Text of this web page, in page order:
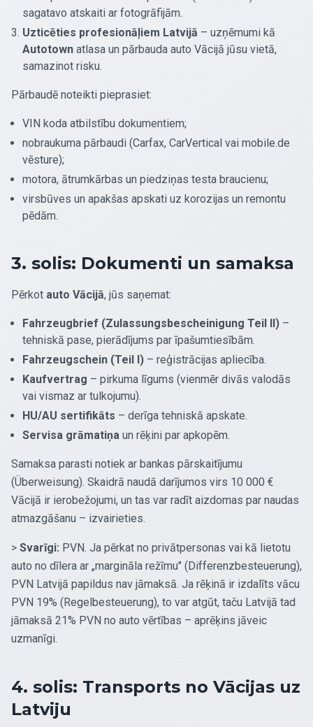
sagatavo atskaiti ar fotogrāfijām.
Uzticēties profesionāļiem Latvijā – uzņēmumi kā
Autotown atlasa un pārbauda auto Vācijā jūsu vietā,
samazinot risku.
Pārbaudē noteikti pieprasiet:
VIN koda atbilstību dokumentiem;
nobraukuma pārbaudi (Carfax, CarVertical vai mobile.de
vēsture);
motora, ātrumkārbas un piedziņas testa braucienu;
virsbūves un apakšas apskati uz korozijas un remontu
pēdām.
3. solis: Dokumenti un samaksa
Pērkot auto Vācijā, jūs saņemat:
Fahrzeugbrief (Zulassungsbescheinigung Teil II) –
tehniskā pase, pierādījums par īpašumtiesībām.
Fahrzeugschein (Teil I) – reģistrācijas apliecība.
Kaufvertrag – pirkuma līgums (vienmēr divās valodās
vai vismaz ar tulkojumu).
HU/AU sertifikāts – derīga tehniskā apskate.
Servisa grāmatiņa un rēķini par apkopēm.
Samaksa parasti notiek ar bankas pārskaitījumu
(Überweisung). Skaidrā naudā darījumos virs 10 000 €
Vācijā ir ierobežojumi, un tas var radīt aizdomas par naudas
atmazgāšanu – izvairieties.
> Svarīgi: PVN. Ja pērkat no privātpersonas vai kā lietotu
auto no dīlera ar „margināla režīmu" (Differenzbesteuerung),
PVN Latvijā papildus nav jāmaksā. Ja rēķinā ir izdalīts vācu
PVN 19% (Regelbesteuerung), to var atgūt, taču Latvijā tad
jāmaksā 21% PVN no auto vērtības – aprēķins jāveic
uzmanīgi.
4. solis: Transports no Vācijas uz
Latviju